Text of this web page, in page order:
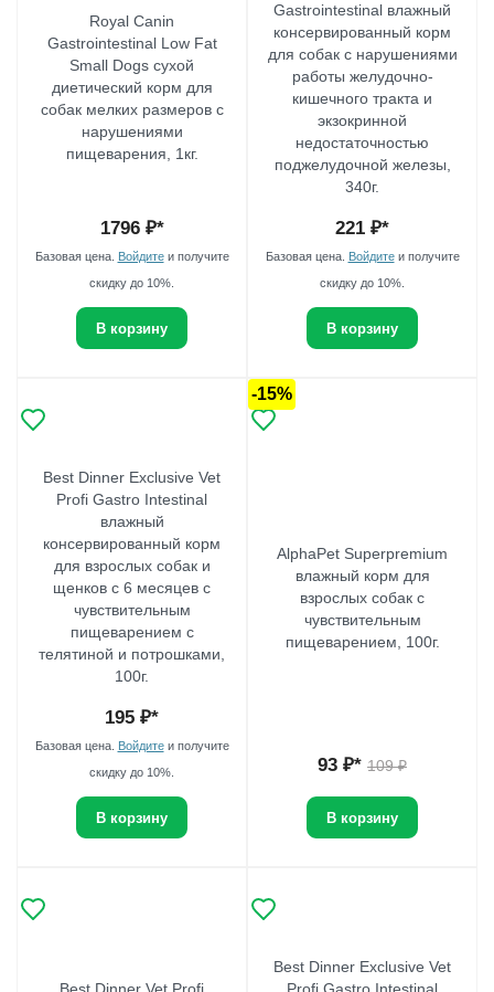
Royal Canin
Gastrointestinal Low Fat
Small Dogs сухой
диетический корм для
собак мелких размеров с
нарушениями
пищеварения, 1кг.
1796₽*
Базовая цена. Войдитеи получите
скидку до 10%.
В корзину
Gastrointestinal влажный
консервированный корм
для собак с нарушениями
работы желудочно-
кишечного тракта и
экзокринной
недостаточностью
поджелудочной железы,
340г.
221 ₽*
Базовая цена. Войдитеи получите
скидку до 10%.
В корзину
Best Dinner Exclusive Vet
Profi Gastro Intestinal
влажный
консервированный корм
для взрослых собак и
щенков с 6 месяцев с
чувствительным
пищеварением с
телятиной и потрошками,
100г.
195 ₽*
Базовая цена. Войдитеи получите
скидку до 10%.
В корзину
-15%
AlphaPet Superpremium
влажный корм для
взрослых собак с
чувствительным
пищеварением, 100г.
93 ₽* 109₽
В корзину
Best Dinner Exclusive Vet